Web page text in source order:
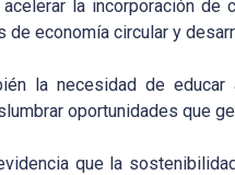
acelerar la incorporación
de economía circular y
la necesidad de
oportunidades que
que la